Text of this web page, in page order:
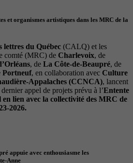
et organismes artistiques dans les MRC de la
lettres du Québec (CALQ) et les
comté (MRC) de Charlevoix, de
, de La Côte-de-Beaupré, de
Portneuf, en collaboration avec Culture
Appalaches (CCNCA), lancent
appel de projets prévu à l’Entente
lien avec la collectivité des MRC de
2026.
appuie avec enthousiasme les
Anne